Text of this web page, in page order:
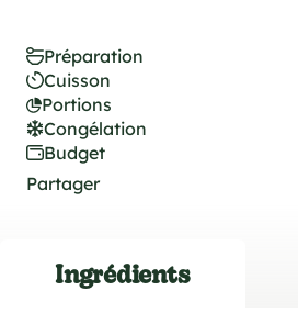
Préparation
Cuisson
Portions
Congélation
Budget
Partager
Ingrédients